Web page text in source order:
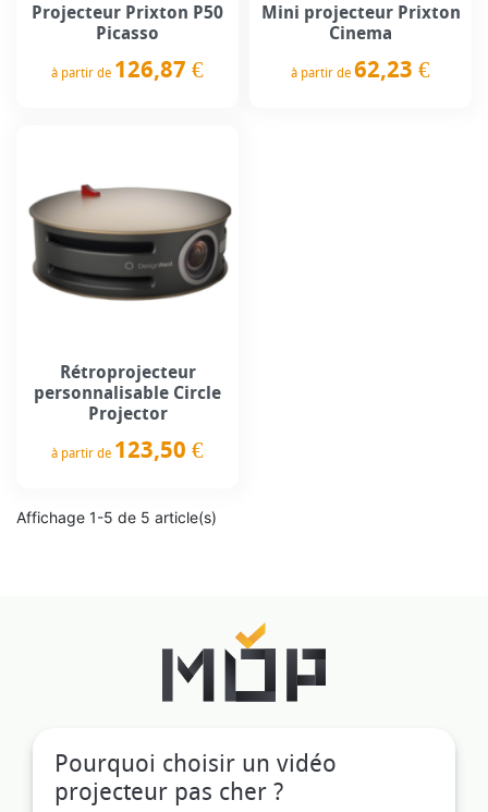
Pourquoi choisir un vidéo
projecteur pas cher ?
Projecteur Prixton P50
Picasso
à partir de 126,87 €
Mini projecteur Prixton
Cinema
à partir de 62,23 €
Rétroprojecteur
personnalisable Circle
Projector
à partir de 123,50 €
Affichage 1-5 de 5 article(s)